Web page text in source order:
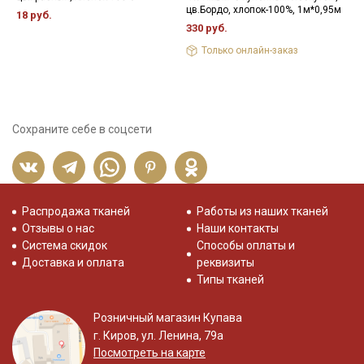
18 руб.
цв.Бордо, хлопок-100%, 1м*0,95м
330 руб.
Только онлайн-заказ
Сохраните себе в соцсети
Распродажа тканей
Отзывы о нас
Система скидок
Доставка и оплата
Работы из наших тканей
Наши контакты
Способы оплаты и
реквизиты
Типы тканей
Розничный магазин Купава
г. Киров, ул. Ленина, 79а
Посмотреть на карте